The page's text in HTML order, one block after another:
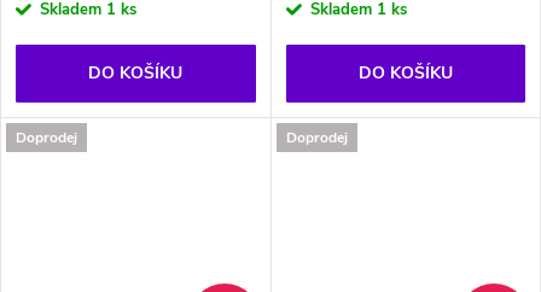
Skladem 1 ks
DO KOŠÍKU
Skladem 1 ks
DO KOŠÍKU
Doprodej Doprodej